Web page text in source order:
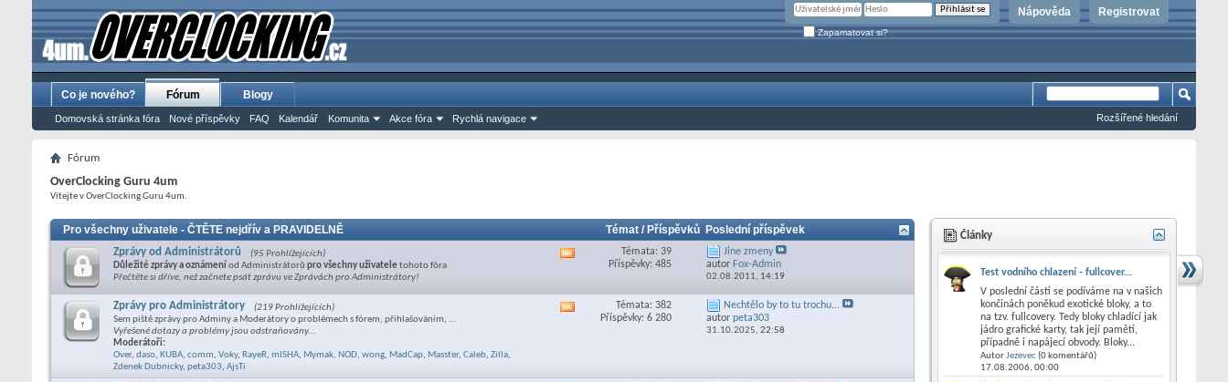
Registrovat
Nápověda
Zapamatovat si?
Co je nového? Fórum
Domovská stránka fóra Nové příspěvky FAQ Kalendář Komunita Akce fóra Rychlá navigace
Blogy
Rozšířené hledání
Fórum
OverClocking Guru 4um
Vítejte v OverClocking Guru 4um.
Pro všechny uživatele - ČTĚTE nejdřív a PRAVIDELNĚ Témat / Příspěvků Poslední příspěvek
Zprávy od Administrátorů
(95 Prohlížejících)
Důležité zprávy a oznámení od Administrátorů pro všechny uživateletohoto fóra
Přečtěte si dříve, než začnete psát zprávu ve Zprávách pro Administrátory!
této
Témata: 39
Příspěvky: 485
Jine zmeny
autor Fox-Admin
02.08.2011, 14:19
Zprávy pro Administrátory
(219 Prohlížejících)
Sem piště zprávy pro Adminy a Moderátory o problémech s fórem, přihlašováním, ...
Vyřešené dotazy a problémy jsou odstraňovány...
Moderátoři:
Over, daso, KUBA, comm, Voky, RayeR, mISHA, Mymak, NOD, wong, MadCap, Masster, Caleb, Zilla,
Zdenek Dubnicky, peta303, AjsTi
Témata: 382
Příspěvky: 6 280
Nechtělo by to tu trochu...
autorpeta303
31.10.2025,22:58
Články
Test vodního chlazení - fullcover...
V poslední části se podíváme na v našich
končinách poněkud exotické bloky, a to
na tzv. fullcovery. Tedy bloky chladící jak
jádro grafické karty, tak její paměti,
případně i napájecí obvody. Bloky...
AutorJezevec(0 komentářů)
17.08.2006, 00:00